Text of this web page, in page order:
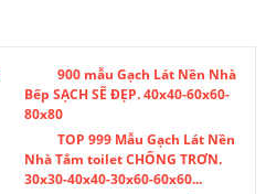
900 mẫu Gạch Lát Nền Nhà
Bếp SẠCH SẼ ĐẸP. 40x40-60x60-
80x80
TOP 999 Mẫu Gạch Lát Nền
Nhà Tắm toilet CHỐNG TRƠN.
30x30-40x40-30x60-60x60...